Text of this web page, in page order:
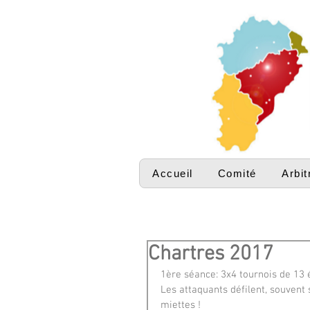
Accueil Comité
Chartres 2017
1ère séance: 3x4 tournois de
Les attaquants défilent,
miettes !